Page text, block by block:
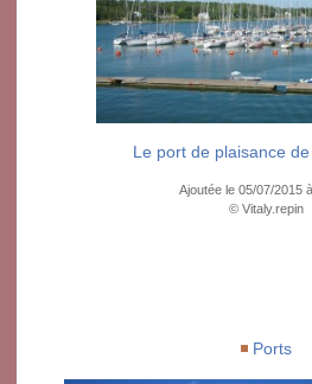
Le port de plaisance
Ajoutée le 05/07/2015
© Vitaly.repin
Ports